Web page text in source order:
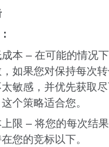
本 – 在可能的情况
如果您对保持每次
敏感，并优先获取
个策略适合您。
限 – 将您的每次结
您的竞标以下。